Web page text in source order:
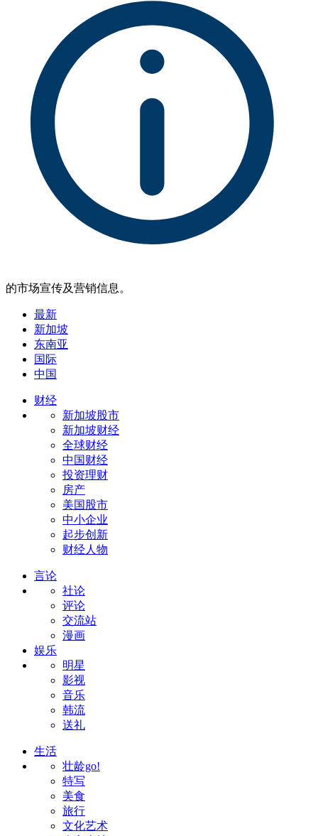
的市场宣传及营销信息。
最新
新加坡
东南亚
国际
中国
财经
新加坡股市
新加坡财经
全球财经
中国财经
投资理财
房产
美国股市
中小企业
起步创新
财经人物
言论
社论
评论
交流站
漫画
娱乐
明星
影视
音乐
韩流
送礼
生活
壮龄go!
特写
美食
旅行
文化艺术